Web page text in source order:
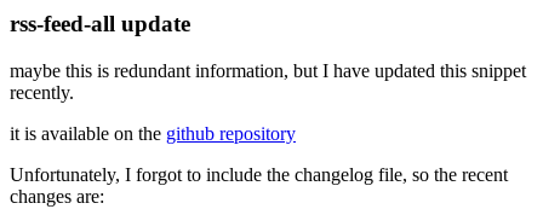
rss-feed-all update
maybe this is redundant information, but I have updated this snippet
recently.
it is available on the github repository
Unfortunately, I forgot to include the changelog file, so the recent
changes are: